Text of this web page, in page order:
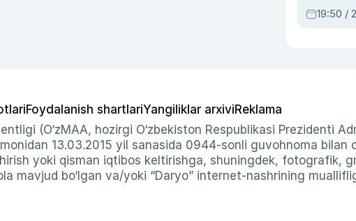
armiyasi
19:50 /
Foydalanish shartlariYangiliklar arxiviReklama
(O‘zMAA, hozirgi O‘zbekiston Respublikasi Prezidenti
13.03.2015 yil sanasida 0944-sonli guvohnoma bilan
yoki qisman iqtibos keltirishga, shuningdek, fotografik,
mavjud bo‘lgan va/yoki “Daryo” internet-nashrining